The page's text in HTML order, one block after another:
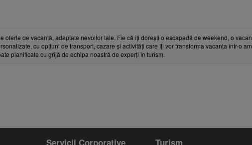
de vacanță, adaptate nevoilor tale. Fie că îți dorești o escapadă de weekend, o
cu opțiuni de transport, cazare și activități care îți vor transforma vacanța într-o
planificate cu grijă de echipa noastră de experți în turism.
Servicii Corporative Turism